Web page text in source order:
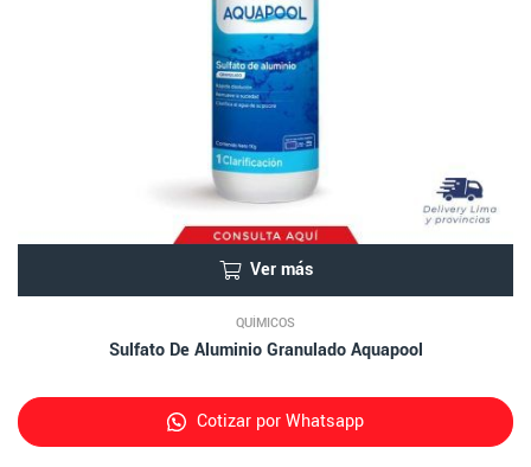
Ver más
QUÍMICOS
Sulfato De Aluminio Granulado Aquapool
Cotizar por Whatsapp